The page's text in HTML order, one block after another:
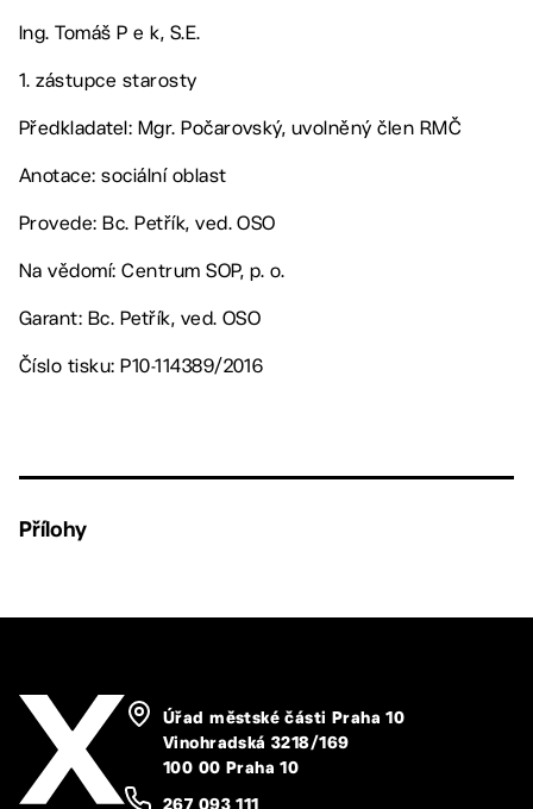
Ing. Tomáš P e k, S.E.
1. zástupce starosty
Předkladatel: Mgr. Počarovský, uvolněný člen RMČ
Anotace: sociální oblast
Provede: Bc. Petřík, ved. OSO
Na vědomí: Centrum SOP, p. o.
Garant: Bc. Petřík, ved. OSO
Číslo tisku: P10-114389/2016
Přílohy
Úřad městské části Praha 10
Vinohradská 3218/169
100 00 Praha 10